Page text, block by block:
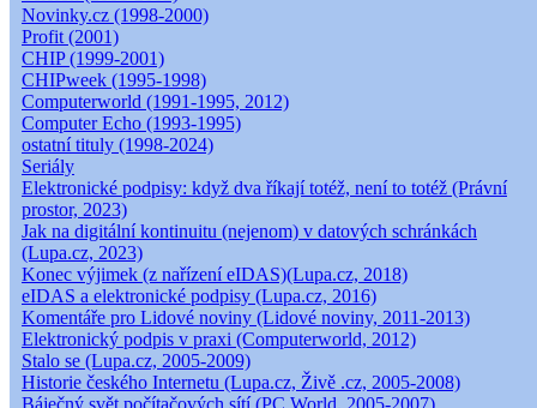
Novinky.cz (1998-2000)
Profit (2001)
CHIP (1999-2001)
CHIPweek (1995-1998)
Computerworld (1991-1995, 2012)
Computer Echo (1993-1995)
ostatní tituly (1998-2024)
Seriály
Elektronické podpisy: když dva říkají totéž, není to totéž (Právní
prostor, 2023)
Jak na digitální kontinuitu (nejenom) v datových schránkách
(Lupa.cz, 2023)
Konec výjimek (z nařízení eIDAS)(Lupa.cz, 2018)
eIDAS a elektronické podpisy (Lupa.cz, 2016)
Komentáře pro Lidové noviny (Lidové noviny, 2011-2013)
Elektronický podpis v praxi (Computerworld, 2012)
Stalo se (Lupa.cz, 2005-2009)
Historie českého Internetu (Lupa.cz, Živě .cz, 2005-2008)
Báječný svět počítačových sítí (PC World, 2005-2007)